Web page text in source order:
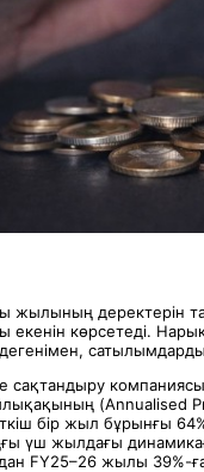
жылының деректерін
екенін көрсетеді.
сақтандыру
(Annualised
бір жыл бұрынғы
үш жылдағы
дан FY25–26 жылы 39%-